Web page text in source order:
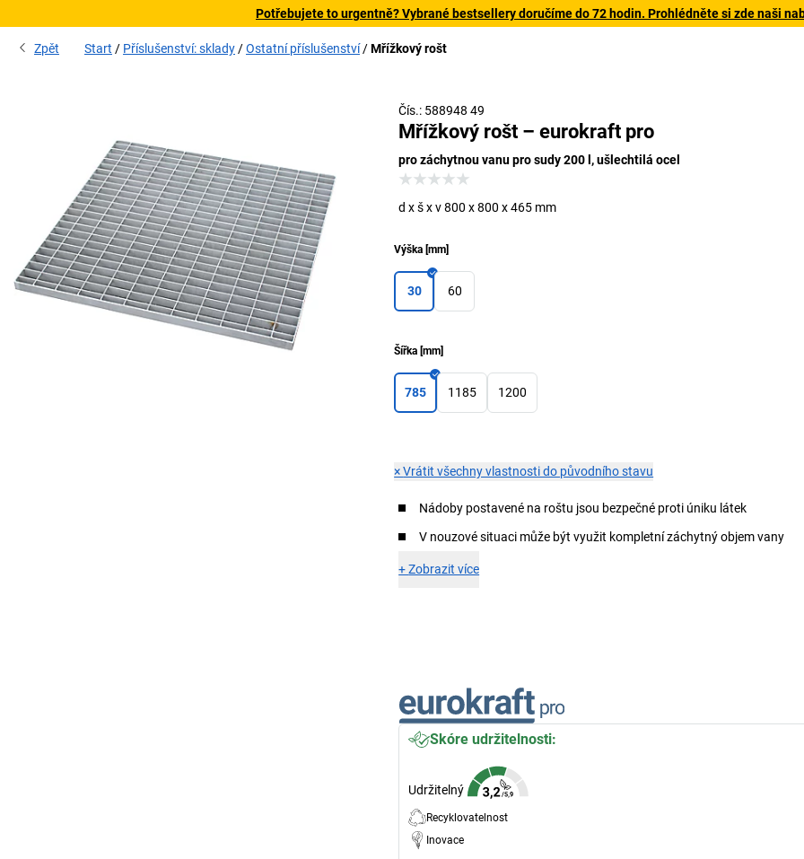
Potřebujete to urgentně? Vybrané bestsellery doručíme do 72 hodin. Prohlédněte si zde naši
Zpět Start Příslušenství: sklady Ostatní příslušenství Mřížkový rošt
Čís.: 588948 49
Mřížkový rošt – eurokraft pro
pro záchytnou vanu pro sudy 200 l, ušlechtilá ocel
d x š x v 800 x 800 x 465 mm
Výška [mm]
30 60
Šířka [mm]
785 1185 1200
×Vrátit všechny vlastnosti do původního stavu
Nádoby postavené na roštu jsou bezpečné proti úniku látek
V nouzové situaci může být využit kompletní záchytný objem vany
+Zobrazit více
Skóre udržitelnosti:
Udržitelný
Recyklovatelnost
Inovace